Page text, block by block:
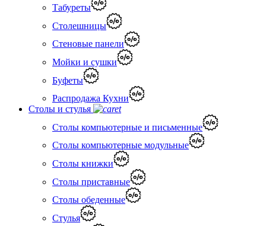
Табуреты
Столешницы
Стеновые панели
Мойки и сушки
Буфеты
Распродажа Кухни
Столы и стулья
Столы компьютерные и письменные
Столы компьютерные модульные
Столы книжки
Столы приставные
Столы обеденные
Стулья